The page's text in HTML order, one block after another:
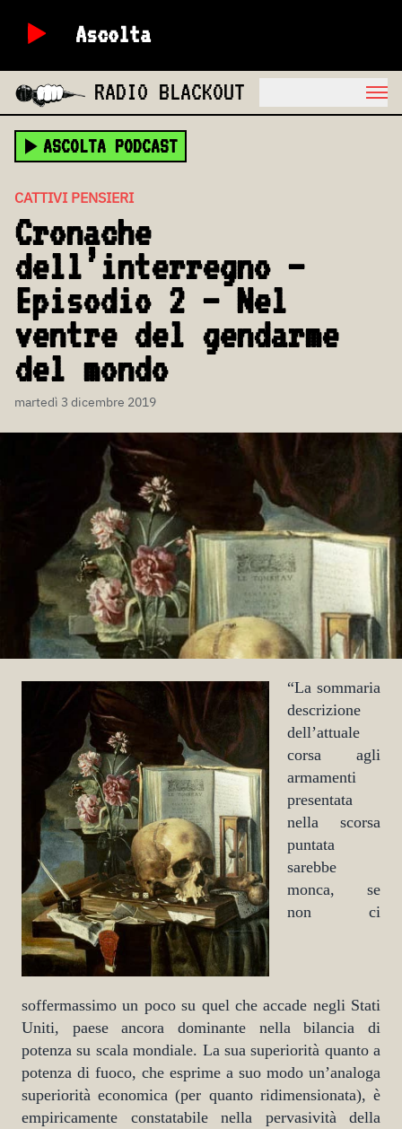
Ascolta
RADIO BLACKOUT
ASCOLTA PODCAST
CATTIVI PENSIERI
Cronache
dell’interregno –
Episodio 2 – Nel
ventre del gendarme
del mondo
martedì 3 dicembre 2019
“La sommaria
descrizione
dell’attuale
corsa agli
armamenti
presentata
nella scorsa
puntata
sarebbe
monca, se
non ci
soffermassimo un poco su quel che accade negli Stati
Uniti, paese ancora dominante nella bilancia di
potenza su scala mondiale. La sua superiorità quanto a
potenza di fuoco, che esprime a suo modo un’analoga
superiorità economica (per quanto ridimensionata), è
empiricamente constatabile nella pervasività della